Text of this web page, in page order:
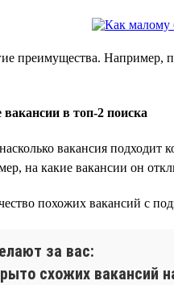
преимущества. Например,
в топ-2 поиска
вакансия подходит
на какие вакансии он
похожих вакансий с
за вас:
схожих